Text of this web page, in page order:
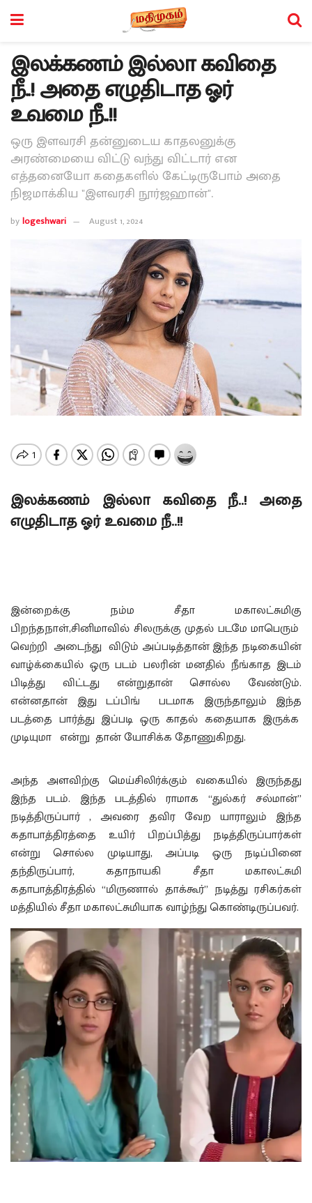
இலக்கணம் இல்லா கவிதை
நீ..! அதை எழுதிடாத ஓர்
உவமை நீ..!!
ஒரு இளவரசி தன்னுடைய காதலனுக்கு
அரண்மையை விட்டு வந்து விட்டார் என
எத்தனையோ கதைகளில் கேட்டிருபோம் அதை
நிஜமாக்கிய "இளவரசி நூர்ஜஹான்".
bylogeshwari August 1, 2024
இலக்கணம் இல்லா கவிதை நீ..! அதை
எழுதிடாத ஓர் உவமை நீ..!!
இன்றைக்கு நம்ம சீதா மகாலட்சுமிகு
பிறந்தநாள்,சினிமாவில் சிலருக்கு முதல் படமே மாபெரும்
வெற்றி அடைந்து விடும் அப்படித்தான் இந்த நடிகையின்
வாழ்க்கையில் ஒரு படம் பலரின் மனதில் நீங்காத இடம்
பிடித்து விட்டது என்றுதான் சொல்ல வேண்டும்.
என்னதான் இது டப்பிங் படமாக இருந்தாலும் இந்த
படத்தை பார்த்து இப்படி ஒரு காதல் கதையாக இருக்க
முடியுமா என்று தான் யோசிக்க தோணுகிறது.
அந்த அளவிற்கு மெய்சிலிர்க்கும் வகையில் இருந்தது
இந்த படம். இந்த படத்தில் ராமாக “துல்கர் சல்மான்”
நடித்திருப்பார் , அவரை தவிர வேற யாராலும் இந்த
கதாபாத்திரத்தை உயிர் பிறப்பித்து நடித்திருப்பார்கள்
என்று சொல்ல முடியாது, அப்படி ஒரு நடிப்பினை
தந்திருப்பார், கதாநாயகி சீதா மகாலட்சுமி
கதாபாத்திரத்தில் “மிருணால் தாக்கூர்” நடித்து ரசிகர்கள்
மத்தியில் சீதா மகாலட்சுமியாக வாழ்ந்து கொண்டிருப்பவர்.